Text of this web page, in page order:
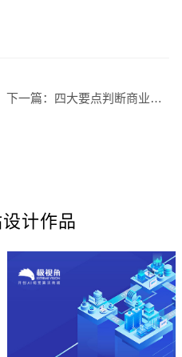
下一篇： 四大要点判断商业网站设计的好坏
计作品
1万-3万 3万-5万 5万-8万